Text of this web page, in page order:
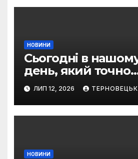
НОВИНИ
Сьогодні в
день, який точно
залишиться в
кожного!
ЛИП 12, 2026
НОВИНИ